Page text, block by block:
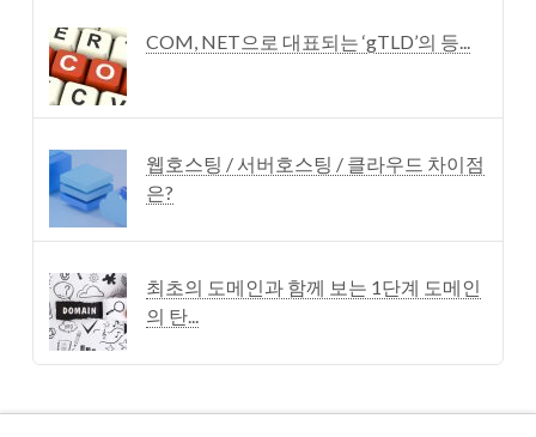
COM, NET으로 대표되는 ‘gTLD’의 등...
웹호스팅 / 서버호스팅 / 클라우드 차이점
은?
최초의 도메인과 함께 보는 1단계 도메인
의 탄...